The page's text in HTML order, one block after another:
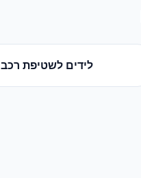
לידים לשטיפת רכב